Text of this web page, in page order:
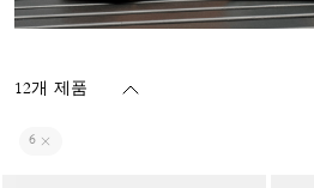
12개 제품
6